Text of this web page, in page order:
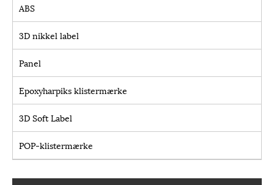
ABS
3D nikkel label
Panel
Epoxyharpiks klistermærke
3D Soft Label
POP-klistermærke